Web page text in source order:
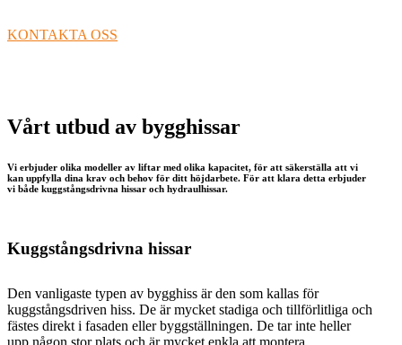
KONTAKTA OSS
Vårt utbud av bygghissar
Vi erbjuder olika modeller av liftar med olika kapacitet, för att säkerställa att vi
kan uppfylla dina krav och behov för ditt höjdarbete. För att klara detta erbjuder
vi både kuggstångsdrivna hissar och hydraulhissar.
Kuggstångsdrivna hissar
Den vanligaste typen av bygghiss är den som kallas för
kuggstångsdriven hiss. De är mycket stadiga och tillförlitliga och
fästes direkt i fasaden eller byggställningen. De tar inte heller
upp någon stor plats och är mycket enkla att montera.